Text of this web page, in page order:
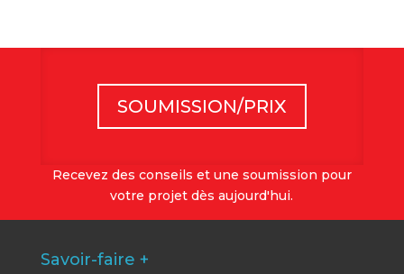
SOUMISSION/PRIX
Recevez des conseils et une soumission pour
votre projet dès aujourd'hui.
Savoir-faire +